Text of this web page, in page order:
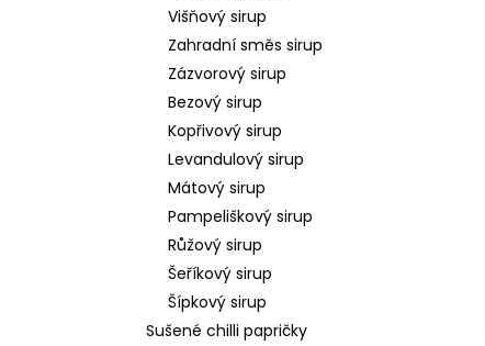
Višňový sirup
Zahradní směs sirup
Zázvorový sirup
Bezový sirup
Kopřivový sirup
Levandulový sirup
Mátový sirup
Pampeliškový sirup
Růžový sirup
Šeříkový sirup
Šípkový sirup
Sušené chilli papričky